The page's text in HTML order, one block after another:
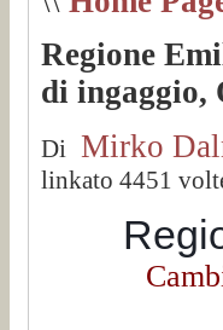
Regione
di ingaggio,
Di Mirko
linkato 4451